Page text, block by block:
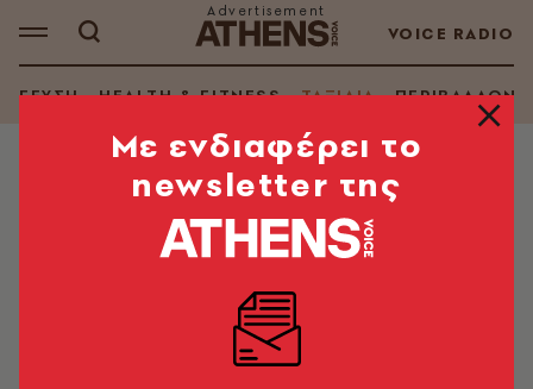
VOICE RADIO
ΓΕΥΣΗ HEALTH & FITNESS ΤΑΞΙΔΙΑ ΠΕΡΙΒΑΛΛΟΝ
Πώς περνάει η ώρα μέσα σε μια
υπερατλαντική πτήση;
Το να είσαι σε αεροπλάνο πάνω από τέσσερις ώρες
είναι περίεργα κουραστικό, αν σκεφτεί κανείς ότι
Mε ενδιαφέρει το
newsletter της